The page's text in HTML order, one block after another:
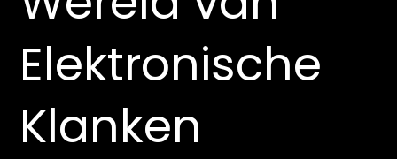
Elektronische
Klanken